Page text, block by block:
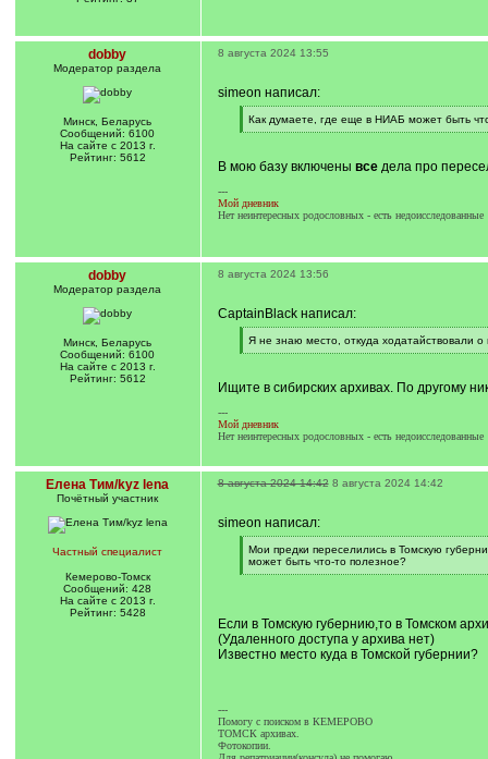
dobby
Модератор раздела
Минск, Беларусь
Сообщений: 6100
На сайте с 2013 г.
Рейтинг: 5612
8 августа 2024 13:55
simeon написал:
[
q
Как думаете, где еще в НИАБ может быть
[
]
В мою базу включены вседела про
---
Мой дневник
Нет неинтересных родословных - есть недоисследованные
dobby
Модератор раздела
Минск, Беларусь
Сообщений: 6100
На сайте с 2013 г.
Рейтинг: 5612
8 августа 2024 13:56
CaptainBlack написал:
[
q
Я не знаю место, откуда ходатайствовали
[
]
Ищите в сибирских архивах. По другому
---
Мой дневник
Нет неинтересных родословных - есть недоисследованные
Елена Тим/kyz lena
Почётный участник
Частный специалист
Кемерово-Томск
Сообщений: 428
На сайте с 2013 г.
Рейтинг: 5428
8 августа 2024 14:42 8 августа 2024 14:42
simeon написал:
[
q
]
Мои предки переселились в Томскую
может быть что-то полезное?
[
Если в Томскую губернию,то в Томском
(Удаленного доступа у архива нет)
Известно место куда в Томской губернии?
---
Помогу с поиском в КЕМЕРОВО
ТОМСК архивах.
Фотокопии.